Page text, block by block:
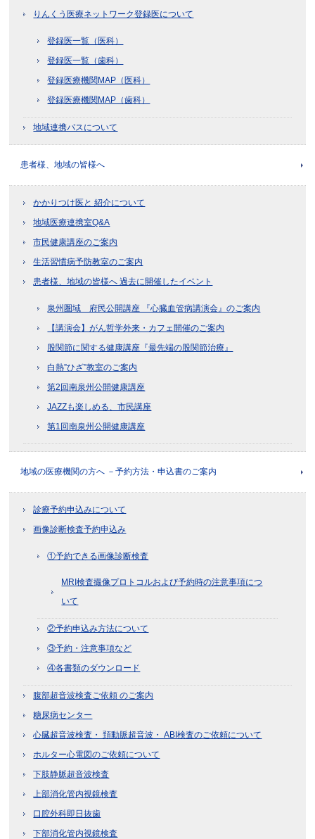
りんくう医療ネットワーク登録医について
登録医一覧（医科）
登録医一覧（歯科）
登録医療機関MAP（医科）
登録医療機関MAP（歯科）
地域連携パスについて
患者様、地域の皆様へ
かかりつけ医と 紹介について
地域医療連携室Q&A
市民健康講座のご案内
生活習慣病予防教室のご案内
患者様、地域の皆様へ 過去に開催したイベント
泉州圏域 府民公開講座 『心臓血管病講演会』のご案内
【講演会】がん哲学外来・カフェ開催のご案内
股関節に関する健康講座『最先端の股関節治療』
白熱”ひざ”教室のご案内
第2回南泉州公開健康講座
JAZZも楽しめる、市民講座
第1回南泉州公開健康講座
地域の医療機関の方へ －予約方法・申込書のご案内
診療予約申込みについて
画像診断検査予約申込み
①予約できる画像診断検査
MRI検査撮像プロトコルおよび予約時の注意事項につ
いて
②予約申込み方法について
③予約・注意事項など
④各書類のダウンロード
腹部超音波検査ご依頼 のご案内
糖尿病センター
心臓超音波検査・ 頚動脈超音波・ ABI検査のご依頼について
ホルター心電図のご依頼について
下肢静脈超音波検査
上部消化管内視鏡検査
口腔外科即日抜歯
下部消化管内視鏡検査